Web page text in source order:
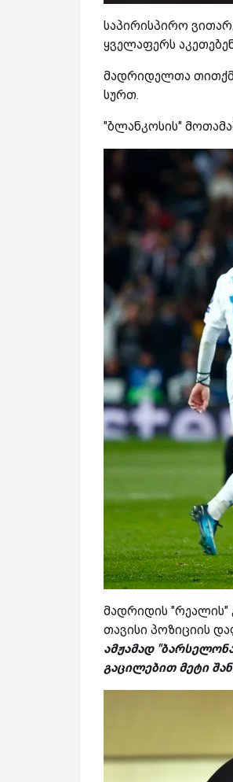
საპირისპირო
ყველაფერს
მადრიდელთა
სურთ.
"ბლანკოსის"
მადრიდის "რეალის"
თავისი პოზიციის
ამჟამად
გაცილებით მეტი